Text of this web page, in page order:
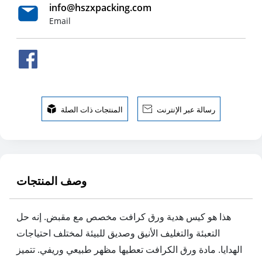
info@hszxpacking.com
Email
 المنتجات ذات الصلة  رسالة عبر الإنترنت
وصف المنتجات
هذا هو كيس هدية ورق كرافت مخصص مع مقبض. إنه حل
التعبئة والتغليف الأنيق وصديق للبيئة لمختلف احتياجات
الهدايا. مادة ورق الكرافت تعطيها مظهر طبيعي وريفي. تتميز